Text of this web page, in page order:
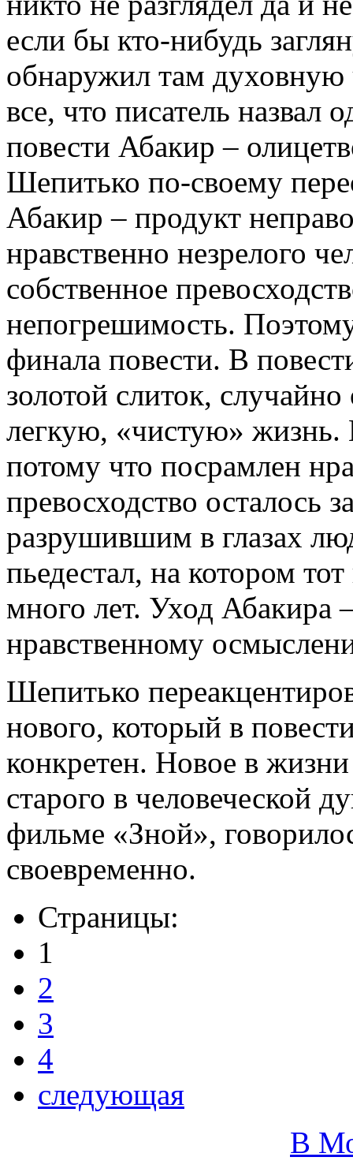
если бы кто-нибудь
обнаружил там духовную
все, что писатель назвал
повести Абакир –
Шепитько по-своему
Абакир – продукт
нравственно незрелого
собственное
непогрешимость.
финала повести. В
золотой слиток,
легкую, «чистую»
потому что посрамлен
превосходство осталось
разрушившим в глазах
пьедестал, на котором
много лет. Уход Абакира
нравственному
Шепитько
нового, который в
конкретен. Новое в
старого в человеческой
фильме «Зной»,
своевременно.
Страницы:
1
2
3
4
следующая
В